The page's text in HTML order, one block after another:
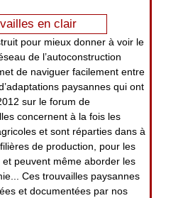
en clair
pour mieux donner à voir le
de l’autoconstruction
de naviguer facilement entre
paysannes qui ont
sur le forum de
concernent à la fois les
et sont réparties dans à
de production, pour les
peuvent même aborder les
Ces trouvailles paysannes
et documentées par nos